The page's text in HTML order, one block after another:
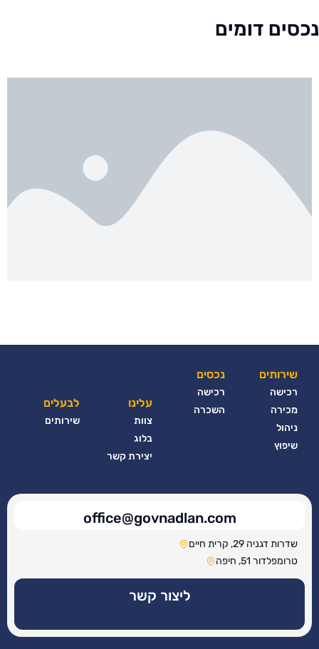
נכסים דומים
שירותים
רכישה
מכירה
ניהול
שיפוץ
נכסים
רכישה
השכרה
עלינו
צוות
בלוג
יצירת קשר
לבעלים
שירותים
office@govnadlan.com
שדרות דגניה 29, קרית חיים
טרומפלדור 51, חיפה
ליצור קשר